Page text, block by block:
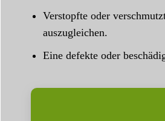
Verstopfte oder
auszugleichen.
Eine defekte oder